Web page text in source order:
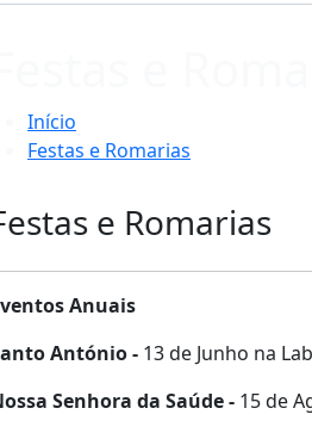
Início
Festas e Romarias
e Romarias
Anuais
António - 13 de Junho na
Senhora da Saúde - 15 de